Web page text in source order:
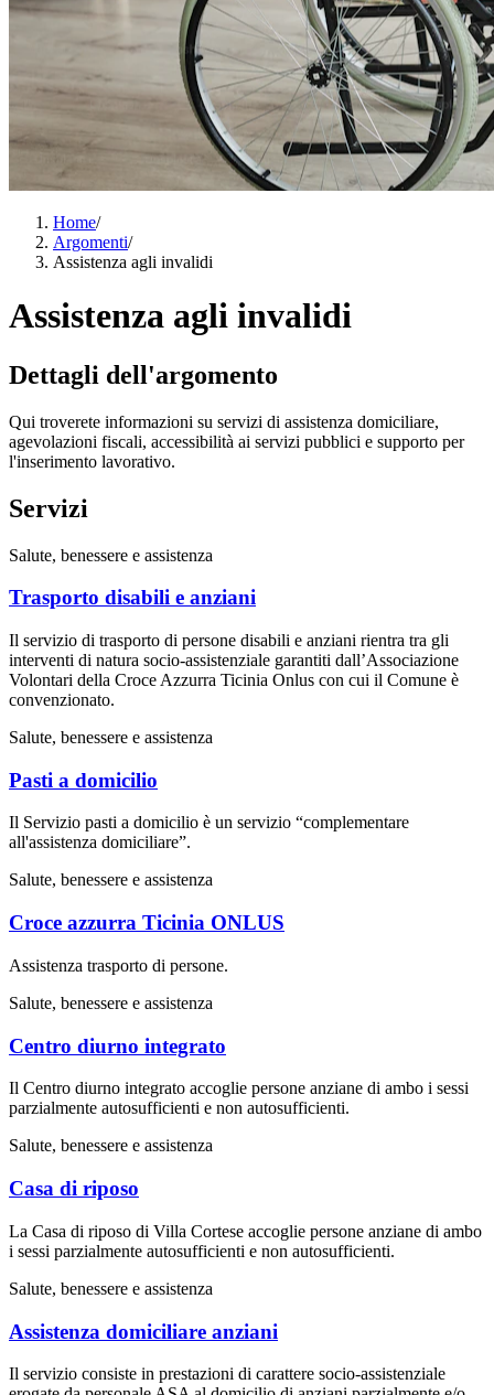
Home/
Argomenti/
Assistenza agli invalidi
Assistenza agli invalidi
Dettagli dell'argomento
Qui troverete informazioni su servizi di assistenza domiciliare,
agevolazioni fiscali, accessibilità ai servizi pubblici e supporto per
l'inserimento lavorativo.
Servizi
Salute, benessere e assistenza
Trasporto disabili e anziani
Il servizio di trasporto di persone disabili e anziani rientra tra gli
interventi di natura socio-assistenziale garantiti dall’Associazione
Volontari della Croce Azzurra Ticinia Onlus con cui il Comune è
convenzionato.
Salute, benessere e assistenza
Pasti a domicilio
Il Servizio pasti a domicilio è un servizio “complementare
all'assistenza domiciliare”.
Salute, benessere e assistenza
Croce azzurra Ticinia ONLUS
Assistenza trasporto di persone.
Salute, benessere e assistenza
Centro diurno integrato
Il Centro diurno integrato accoglie persone anziane di ambo i sessi
parzialmente autosufficienti e non autosufficienti.
Salute, benessere e assistenza
Casa di riposo
La Casa di riposo di Villa Cortese accoglie persone anziane di ambo
i sessi parzialmente autosufficienti e non autosufficienti.
Salute, benessere e assistenza
Assistenza domiciliare anziani
Il servizio consiste in prestazioni di carattere socio-assistenziale